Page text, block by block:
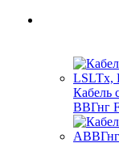
Кабель
ВВГнг